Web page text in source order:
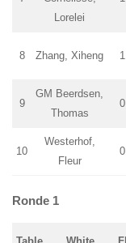
Lorelei
8 Zhang, Xiheng
9
GM Beerdsen,
Thomas
10
Westerhof,
Fleur
Ronde 1